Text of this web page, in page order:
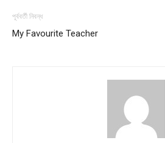
পূর্ববর্তী নিবন্ধ
My Favourite Teacher